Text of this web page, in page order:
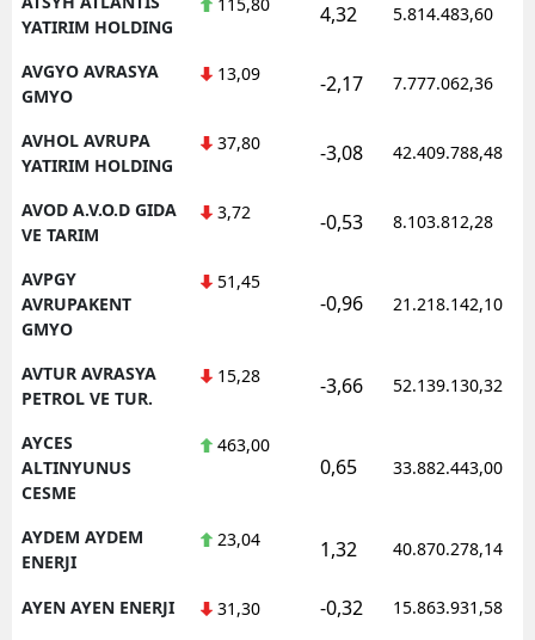
YATIRIM HOLDING
4,32 5.814.483,60
AVGYO AVRASYA
GMYO
13,09 -2,17 7.777.062,36
AVHOL AVRUPA
YATIRIM HOLDING
37,80 -3,08 42.409.788,48
AVOD A.V.O.D GIDA
VE TARIM
3,72 -0,53 8.103.812,28
AVPGY
AVRUPAKENT
GMYO
51,45
-0,96 21.218.142,10
AVTUR AVRASYA
PETROL VE TUR.
15,28 -3,66 52.139.130,32
AYCES
ALTINYUNUS
CESME
463,00
0,65 33.882.443,00
AYDEM AYDEM
ENERJI
23,04 1,32 40.870.278,14
AYEN AYEN ENERJI 31,30 -0,32 15.863.931,58